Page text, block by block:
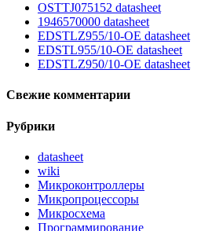
OSTTJ075152 datasheet
1946570000 datasheet
EDSTLZ955/10-OE datasheet
EDSTL955/10-OE datasheet
EDSTLZ950/10-OE datasheet
Свежие комментарии
Рубрики
datasheet
wiki
Микроконтроллеры
Микропроцессоры
Микросхема
Программирование